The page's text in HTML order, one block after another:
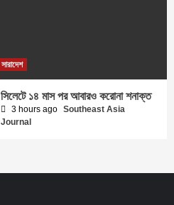
সারাদেশ
সিলেটে ১৪ মাস পর আবারও করোনা শনাক্ত
3 hours ago Southeast Asia
Journal